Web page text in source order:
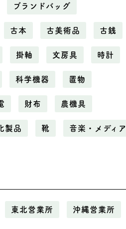
ブランドバッグ
古本 古美術品 古銭
掛軸 文房具 時計
科学機器 置物
財布 農機具
製品 靴 音楽・メディア
東北営業所 沖縄営業所